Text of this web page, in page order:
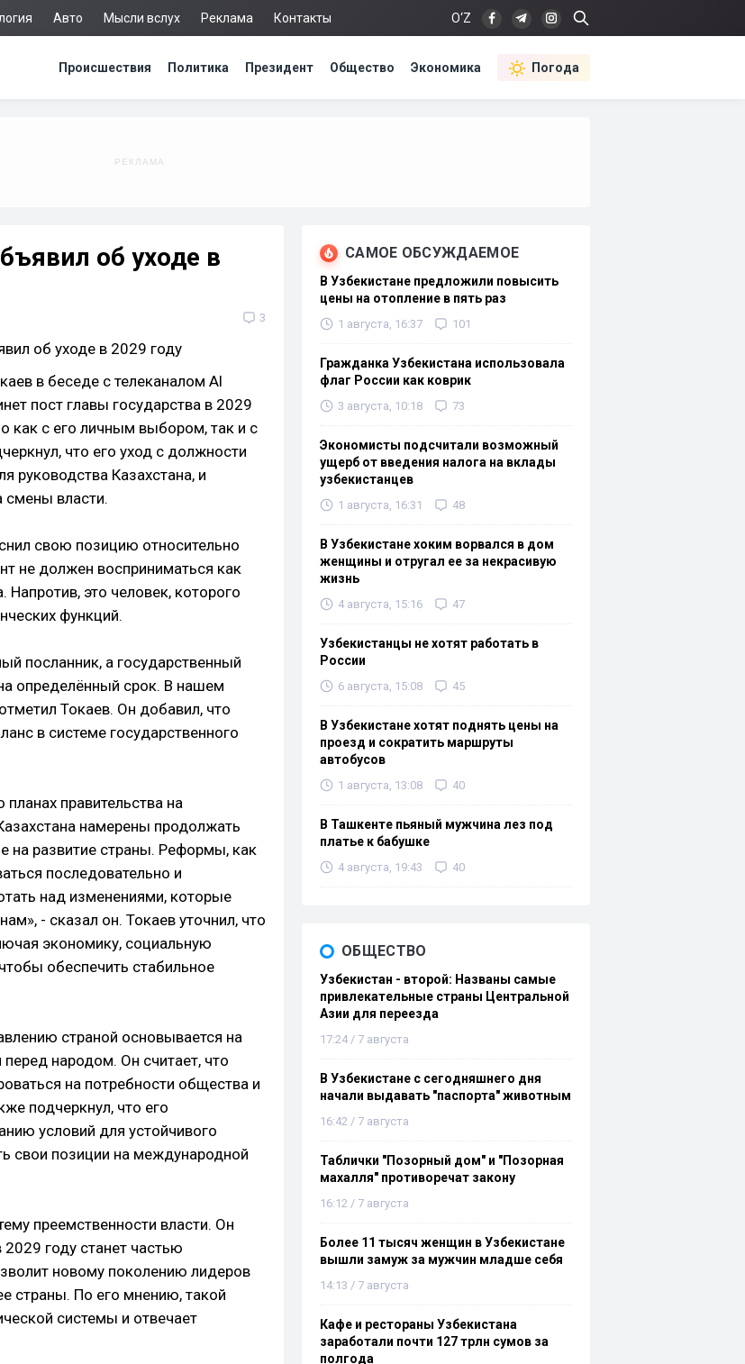
Авто Мысли вслух Реклама Контакты O‘Z
Происшествия Политика Президент Общество Экономика Погода
об уходе в
3
в беседе с телеканалом Al
пост главы государства в 2029
как с его личным выбором, так и с
что его уход с должности
руководства Казахстана, и
смены власти.
свою позицию относительно
не должен восприниматься как
Напротив, это человек, которого
функций.
посланник, а государственный
определённый срок. В нашем
Токаев. Он добавил, что
в системе государственного
правительства на
намерены продолжать
на развитие страны. Реформы, как
последовательно и
над изменениями, которые
- сказал он. Токаев уточнил, что
экономику, социальную
обеспечить стабильное
страной основывается на
перед народом. Он считает, что
на потребности общества и
подчеркнул, что его
условий для устойчивого
свои позиции на международной
преемственности власти. Он
2029 году станет частью
новому поколению лидеров
страны. По его мнению, такой
системы и отвечает
САМОЕ ОБСУЖДАЕМОЕ
В Узбекистане предложили повысить
цены на отопление в пять раз
1 августа, 16:37 101
Гражданка Узбекистана использовала
флаг России как коврик
3 августа, 10:18 73
Экономисты подсчитали возможный
ущерб от введения налога на вклады
узбекистанцев
1 августа, 16:31 48
В Узбекистане хоким ворвался в дом
женщины и отругал ее за некрасивую
жизнь
4 августа, 15:16 47
Узбекистанцы не хотят работать в
России
6 августа, 15:08 45
В Узбекистане хотят поднять цены на
проезд и сократить маршруты
автобусов
1 августа, 13:08 40
В Ташкенте пьяный мужчина лез под
платье к бабушке
4 августа, 19:43 40
ОБЩЕСТВО
Узбекистан - второй: Названы самые
привлекательные страны Центральной
Азии для переезда
17:24 / 7 августа
В Узбекистане с сегодняшнего дня
начали выдавать "паспорта" животным
16:42 / 7 августа
Таблички "Позорный дом" и "Позорная
махалля" противоречат закону
16:12 / 7 августа
Более 11 тысяч женщин в Узбекистане
вышли замуж за мужчин младше себя
14:13 / 7 августа
Кафе и рестораны Узбекистана
заработали почти 127 трлн сумов за
полгода